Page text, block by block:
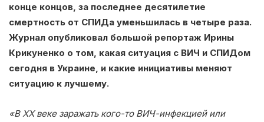
конце концов, за последнее десятилетие
смертность от СПИДа уменьшилась в четыре раза.
Журнал опубликовал большой репортаж Ирины
Крикуненко о том, какая ситуация с ВИЧ и СПИДом
сегодня в Украине, и какие инициативы меняют
ситуацию к лучшему.
«В ХХ веке заражать кого-то ВИЧ-инфекцией или